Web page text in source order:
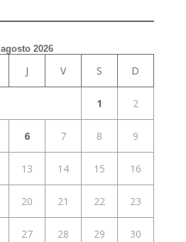
agosto 2026
J V S D
1 2
6 7 8 9
13 14 15 16
20 21 22 23
27 28 29 30